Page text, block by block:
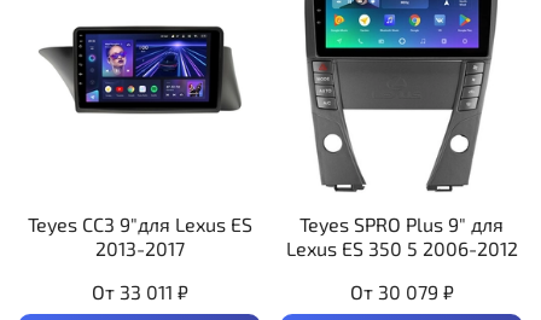
Teyes CC3 9"для Lexus ES
2013-2017
От 33 011 ₽
Teyes SPRO Plus 9" для
Lexus ES 350 5 2006-2012
От 30 079 ₽